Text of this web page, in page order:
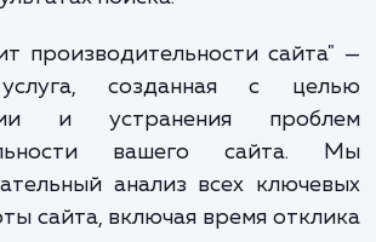
с техническими
вовлечённость
процент отказов и
поиска.
производительности
созданная с